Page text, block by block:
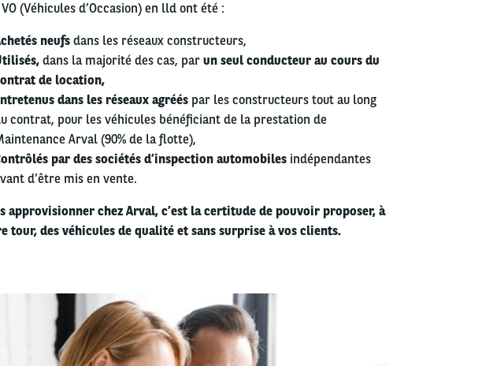
VO (Véhicules d’Occasion) en lld ont été :
neufs dans les réseaux constructeurs,
dans la majorité des cas, par un seul conducteur au cours du
de location,
dans les réseaux agréés par les constructeurs tout au long
contrat, pour les véhicules bénéficiant de la prestation de
Arval (90% de la flotte),
par des sociétés d’inspection automobiles indépendantes
d’être mis en vente.
approvisionner chez Arval, c’est la certitude de pouvoir proposer, à
tour, des véhicules de qualité et sans surprise à vos clients.